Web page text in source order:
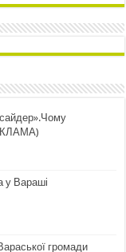
у Вараші
громади